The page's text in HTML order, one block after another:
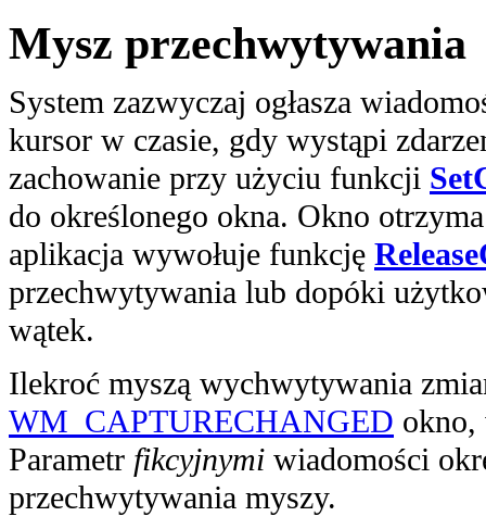
Mysz przechwytywania
System zazwyczaj ogłasza
kursor w czasie, gdy wystąpi
zachowanie przy użyciu funkcji
do określonego okna. Okno
aplikacja wywołuje funkcję
przechwytywania lub dopóki
wątek.
Ilekroć myszą wychwytywania
WM_CAPTURECHANGED okno,
Parametr fikcyjnymi wiadomości
przechwytywania myszy.